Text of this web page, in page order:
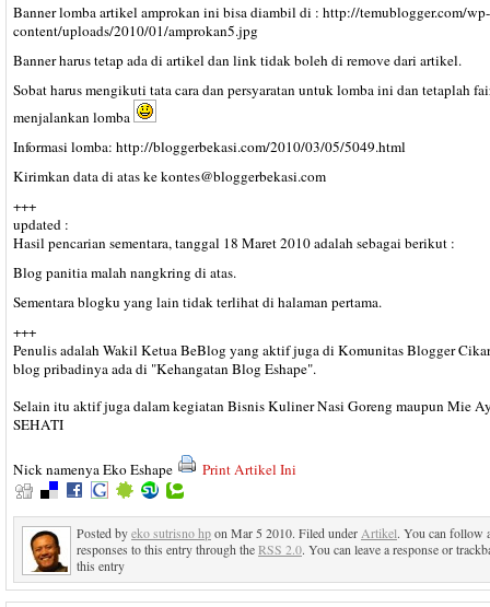
Banner lomba artikel amprokan ini bisa diambil di : http://temublogger.com/wp-
content/uploads/2010/01/amprokan5.jpg
Banner harus tetap ada di artikel dan link tidak boleh di remove dari artikel.
Sobat harus mengikuti tata cara dan persyaratan untuk lomba ini dan tetaplah
menjalankan lomba
Informasi lomba: http://bloggerbekasi.com/2010/03/05/5049.html
Kirimkan data di atas kekontes@bloggerbekasi.com
+++
updated :
Hasil pencarian sementara, tanggal 18 Maret 2010 adalah sebagai berikut :
Blog panitia malah nangkring di atas.
Sementara blogku yang lain tidak terlihat di halaman pertama.
+++
Penulis adalah Wakil Ketua BeBlog yang aktif juga di Komunitas Blogger
blog pribadinya ada di "Kehangatan Blog Eshape".
Selain itu aktif juga dalam kegiatan Bisnis Kuliner Nasi Goreng maupun Mie
SEHATI
Nick namenya Eko Eshape Print Artikel Ini
Posted byeko sutrisno hpon Mar 5 2010. Filed under Artikel. You can follow
responses to this entry through theRSS 2.0. You can leave a response or
this entry